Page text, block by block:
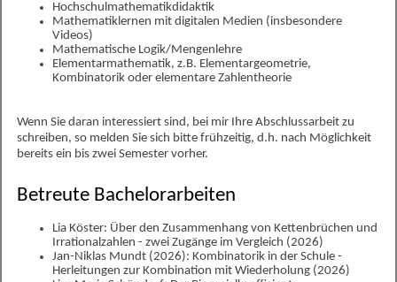
Hochschulmathematikdidaktik
Mathematiklernen mit digitalen Medien (insbesondere
Videos)
Mathematische Logik/Mengenlehre
Elementarmathematik, z.B. Elementargeometrie,
Kombinatorik oder elementare Zahlentheorie
Wenn Sie daran interessiert sind, bei mir Ihre Abschlussarbeit zu
schreiben, so melden Sie sich bitte frühzeitig, d.h. nach Möglichkeit
bereits ein bis zwei Semester vorher.
Betreute Bachelorarbeiten
Lia Köster: Über den Zusammenhang von Kettenbrüchen und
Irrationalzahlen - zwei Zugänge im Vergleich (2026)
Jan-Niklas Mundt (2026): Kombinatorik in der Schule -
Herleitungen zur Kombination mit Wiederholung (2026)